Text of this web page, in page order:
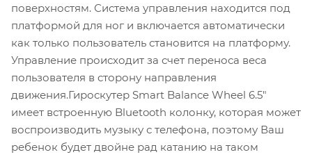
поверхностям. Система управления находится под
платформой для ног и включается автоматически
как только пользователь становится на платформу.
Управление происходит за счет переноса веса
пользователя в сторону направления
движения.Гироскутер Smart Balance Wheel 6.5"
имеет встроенную Bluetooth колонку, которая может
воспроизводить музыку с телефона, поэтому Ваш
ребенок будет двойне рад катанию на таком